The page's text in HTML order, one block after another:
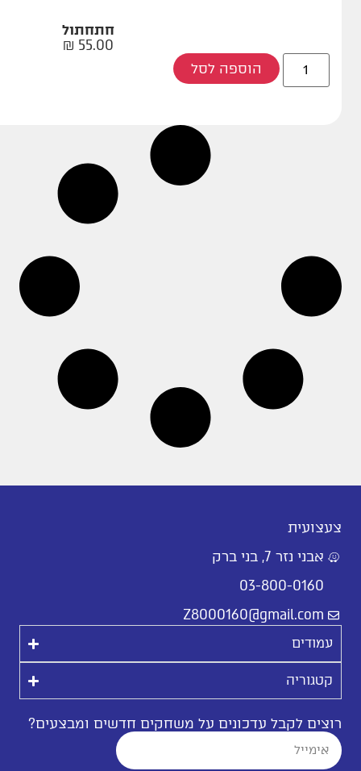
חתחתול
55.00
₪
הוספה לסל
צעצועית
אבני נזר 7, בני ברק
03-800-0160
Z8000160@gmail.com
עמודים
קטגוריה
רוצים לקבל עדכונים על משחקים חדשים ומבצעים?